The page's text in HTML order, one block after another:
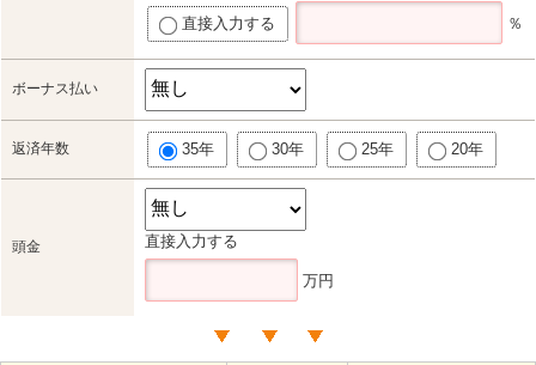
直接入力する ％
ボーナス払い
返済年数 35年 30年 25年 20年
頭金 直接入力する
万円